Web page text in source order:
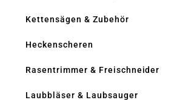
Kettensägen & Zubehör
Heckenscheren
Rasentrimmer & Freischneider
Laubbläser & Laubsauger